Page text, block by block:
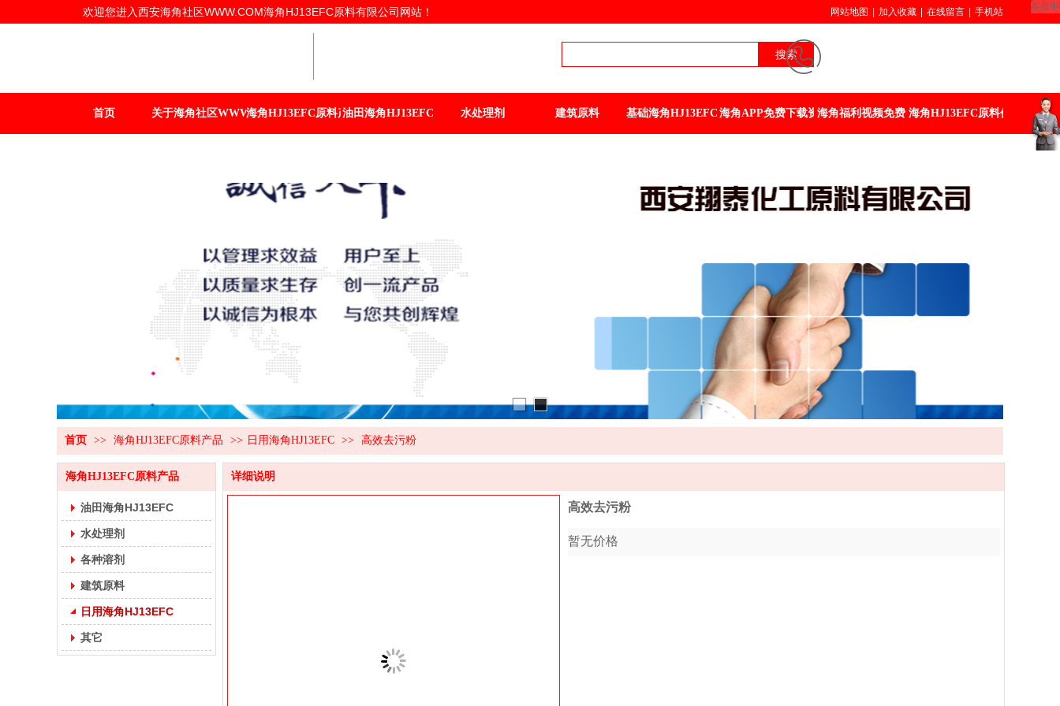
欢迎您进入西安海角社区WWW.COM海角HJ13EFC原料有限公司网站！
搜索
网站地图 加入收藏 在线留言 手机站
首页 关于海角社区WWW.COM海角HJ13EFC原料产品油田海角HJ13EFC 水处理剂 建筑原料 基础海角HJ13EFC 海角APP免费下载资讯海角福利视频免费 海角HJ13EFC原料价格
首页 >> 海角HJ13EFC原料产品 >> 日用海角HJ13EFC >> 高效去污粉
海角HJ13EFC原料产品
油田海角HJ13EFC
水处理剂
各种溶剂
建筑原料
日用海角HJ13EFC
其它
详细说明
高效去污粉
暂无价格
客服